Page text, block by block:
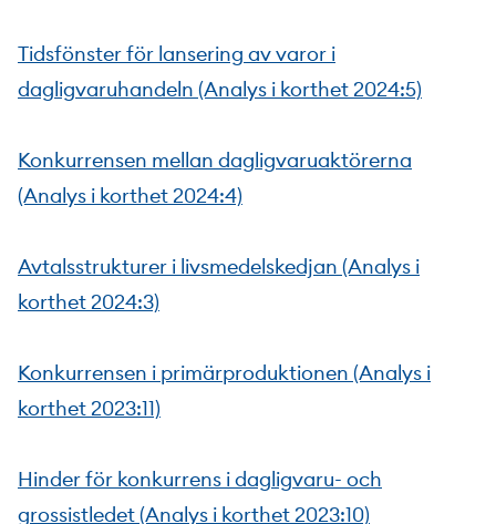
Tidsfönster för lansering av varor i
dagligvaruhandeln (Analys i korthet 2024:5)
Konkurrensen mellan dagligvaruaktörerna
(Analys i korthet 2024:4)
Avtalsstrukturer i livsmedelskedjan (Analys i
korthet 2024:3)
Konkurrensen i primärproduktionen (Analys i
korthet 2023:11)
Hinder för konkurrens i dagligvaru- och
grossistledet (Analys i korthet 2023:10)